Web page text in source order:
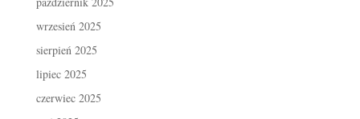
wrzesień 2025
sierpień 2025
lipiec 2025
czerwiec 2025